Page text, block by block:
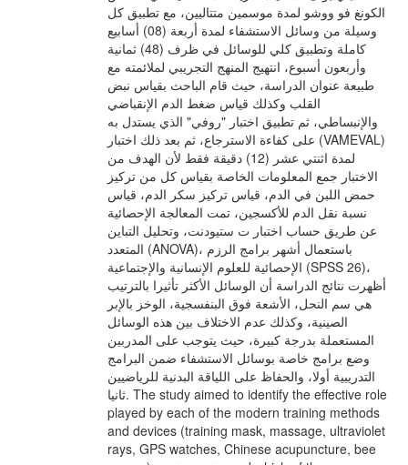
الكونغ فو ووشو لمدة موسمين متتاليين، مع تطبيق كل
وسيلة من وسائل الاستشفاء لمدة أربعة (08) أسابيع
كاملة وتطبيق كلي للوسائل في ظرف (48) ثمانية
وأربعون أسبوع، انتهيج المنهج التجريبي لملائمته مع
طبيعة عنوان الدراسة، حيث قام الباحث بقياس نبض
القلب وكذلك قياس ضغط الدم الإنقباضي
والإنبساطي، ثم تطبيق اختبار "روفي" الذي يستدل به
على كفاءة الاسترجاع، ثم بعد ذلك اختبار (VAMEVAL)
لمدة اثنتي عشر (12) دقيقة فقط لأن الهدف من
الاختبار جمع المعلومات الخاصة بقياس كل من تركيز
حمض اللبن في الدم، قياس تركيز سكر الدم، قياس
نسبة نقل الدم للأكسجين، تمت المعالجة الإحصائية
عن طريق حساب اختبار ت ستيودنت، وتحليل التباين
المتعدد (ANOVA)، باستعمال أشهر برامج الرزم
الإحصائية للعلوم الإنسانية والإجتماعية (SPSS 26)،
أظهرت نتائج الدراسة أن الوسائل الأكثر تأثيرا بالترتيب
هي سم النحل، الأشعة فوق البنفسجية، الوخز بالإبر
الصينية، وكذلك عدم الاختلاف بين هذه الوسائل
المستعملة بدرجة كبيرة، حيث يتوجب على المدربين
وضع برامج خاصة بوسائل الاستشفاء ضمن البرامج
التدريبية أولا، والحفاظ على اللياقة البدنية للرياضيين
ثانيا. The study aimed to identify the effective role
played by each of the modern training methods
and devices (training mask, massage, ultraviolet
rays, GPS watches, Chinese acupuncture, bee